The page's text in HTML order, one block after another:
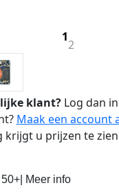
1
2
klant?Log dan
Maak een account
krijgt u prijzen te
50+| Meer info